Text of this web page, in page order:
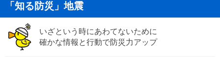
「知る防災」地震
いざという時にあわてないために
確かな情報と行動で防災力アップ